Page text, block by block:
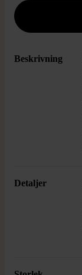
Beskrivning
Detaljer